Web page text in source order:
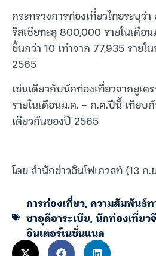
กระทรวงการท่องเที่ยวไทยระบุว่
รัสเซียทะลุ 800,000 รายในเดือ
ขึ้นกว่า 10 เท่าจาก 77,935 รายใ
2565
เช่นเดียวกับนักท่องเที่ยวจากยูเ
รายในเดือนม.ค. – ก.ค.ปีนี้ เทียบ
เดียวกันของปี 2565
โดย สำนักข่าวอินโฟเควสท์ (13 ก.
การท่องเที่ยว,ความสัมพันธ์ท
ซาอุดีอาระเบีย,นักท่องเที่ยว
อินเตอร์เนชั่นแนล